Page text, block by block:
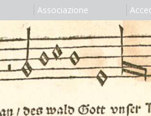
Associazione